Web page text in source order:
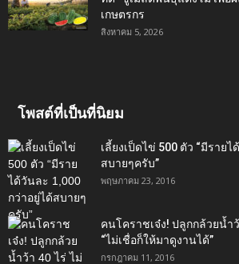
เกษตรกร
สิงหาคม 5, 2026
โพสต์ที่เป็นที่นิยม
เลี้ยงเป็ดไข่ 500 ตัว “มีราย
สบายๆครับ”
พฤษภาคม 23, 2016
คนโคราชเจ๋ง! ปลูกกล้วยน้ำ
“ไม่เชื่อก็ให้มาดูงานได้”‬
กรกฎาคม 11, 2016